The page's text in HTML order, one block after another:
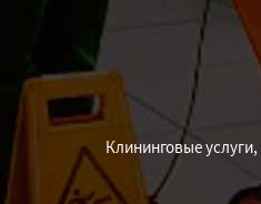
Клининговые услуги,